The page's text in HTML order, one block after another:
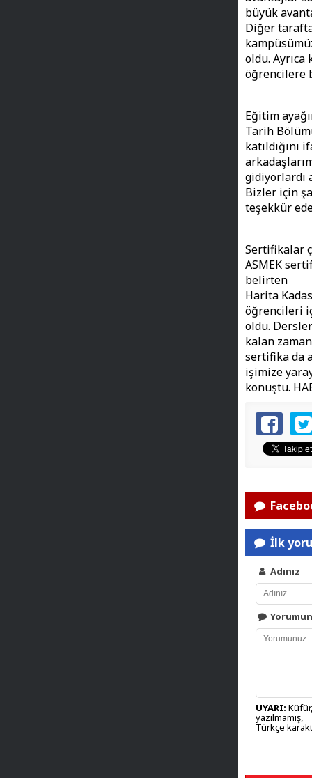
büyük
Diğer
oldu.
öğrencilere
Eğitim
Tarih
gidiyorlardı
Bizler için
teşekkür
Sertifikalar
ASMEK
belirten
Harita
öğrencileri
oldu.
kalan
sertifika da
işimize
konuştu.
İlk
Adınız
UYARI:
yazılmamış,
Türkçe